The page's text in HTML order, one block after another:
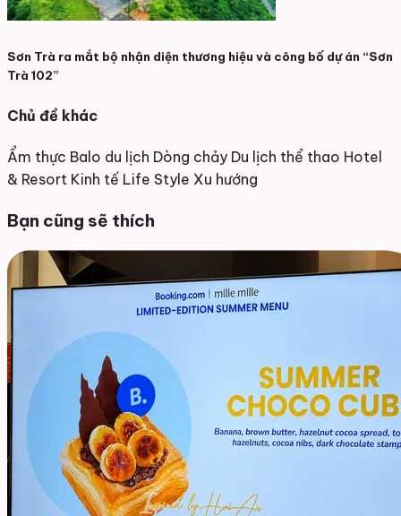
Sơn Trà ra mắt bộ nhận diện thương hiệu và công bố dự án “Sơn
Trà 102”
Chủ đề khác
Ẩm thực Balo du lịch Dòng chảy Du lịch thể thao Hotel
& Resort Kinh tế Life Style Xu hướng
Bạn cũng sẽ thích